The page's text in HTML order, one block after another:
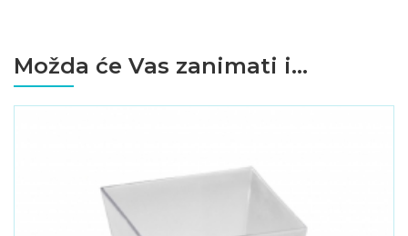
Možda će Vas zanimati i...